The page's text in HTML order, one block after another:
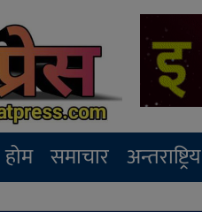
होम समाचार अन्तराष्ट्रिय